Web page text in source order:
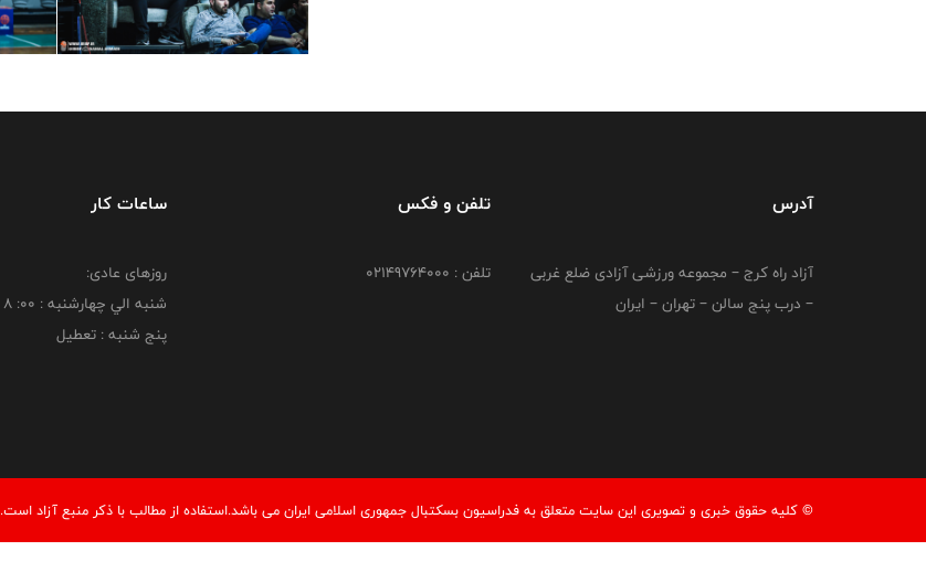
آدرس
آزاد راه کرج – مجموعه ورزشی آزادی ضلع غربی
– درب پنج سالن – تهران – ایران
تلفن و فکس
تلفن : 02149764000
ساعات کار
روزهای عادی:
شنبه الي چهارشنبه : 00: 8 لغايت 16:00
پنج شنبه : تعطیل
© کليه حقوق خبری و تصويری اين سايت متعلق به فدراسیون بسکتبال جمهوری اسلامی ایران می باشد.استفاده از مطالب با ذكر منبع آزاد است.